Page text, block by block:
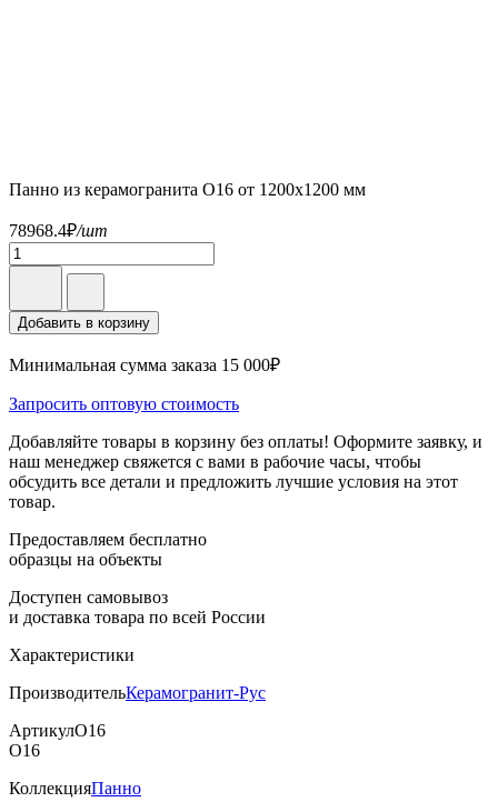
Панно из керамогранита О16 от 1200х1200 мм
78968.4₽/шт
Добавить в корзину
Минимальная сумма заказа 15 000₽
Запросить оптовую стоимость
Добавляйте товары в корзину без оплаты! Оформите заявку, и
наш менеджер свяжется с вами в рабочие часы, чтобы
обсудить все детали и предложить лучшие условия на этот
товар.
Предоставляем бесплатно
образцы на объекты
Доступен самовывоз
и доставка товара по всей России
Характеристики
ПроизводительКерамогранит-Рус
АртикулО16
О16
КоллекцияПанно